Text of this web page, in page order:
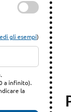
gli esempi)
a infinito).
la